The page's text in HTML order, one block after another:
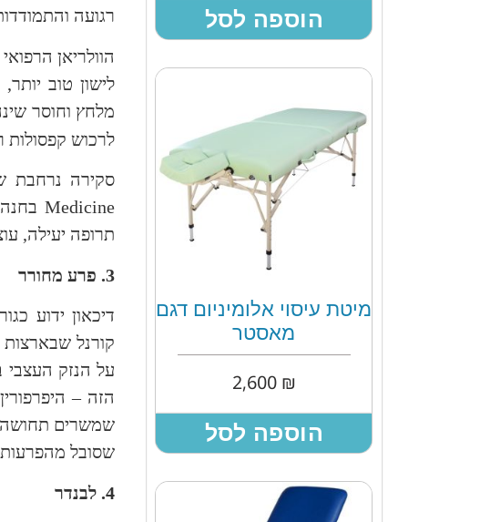
הוספה לסל
מיטת עיסוי אלומיניום דגם
מאסטר
₪
2,600
הוספה לסל
רגועה
הוולריאן
לישון טוב
מלחץ וחוסר
לרכוש קפסולות
סקירה נרחבת
Medicineבחנה
תרופה יעילה,
3. פרע מחורר
קורנל
על הנזק
הזה –
שמשרים תחושה
שסובל
4. לבנדר